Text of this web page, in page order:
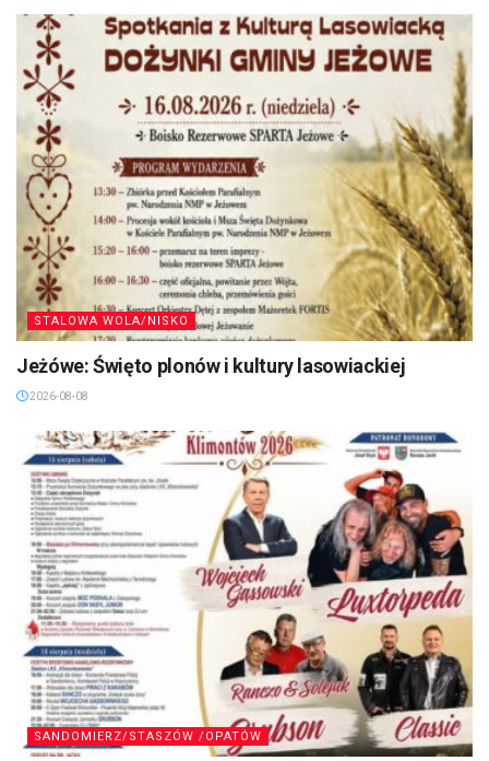
STALOWA WOLA/NISKO
Jeżówe: Święto plonów i kultury lasowiackiej
2026-08-08
SANDOMIERZ/STASZÓW /OPATÓW